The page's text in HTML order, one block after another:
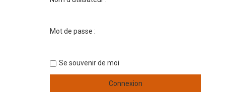
Mot de passe :
Se souvenir de moi